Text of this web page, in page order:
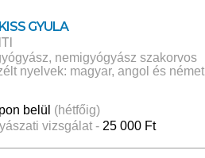
GYULA
nemigyógyász szakorvos
nyelvek: magyar, angol és német
belül (hétfőig)
vizsgálat - 25 000 Ft